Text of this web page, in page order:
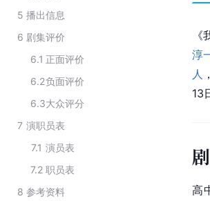
5 播出信息
6 剧集评价
6.1 正面评价
6.2负面评价
6.3大众评分
7 演职员表
7.1 演员表
7.2 职员表
8 参考资料
淳
人
13
高